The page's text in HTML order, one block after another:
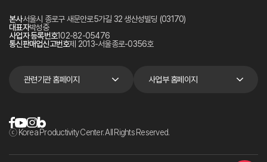
본사서울시 종로구 새문안로5가길 32 생산성빌딩 (03170)
대표자박성중
사업자 등록번호102-82-05476
통신판매업신고번호제 2013-서울종로-0356호
관련기관 홈페이지 사업부 홈페이지
ⓒ Korea Productivity Center. All Rights Reserved.